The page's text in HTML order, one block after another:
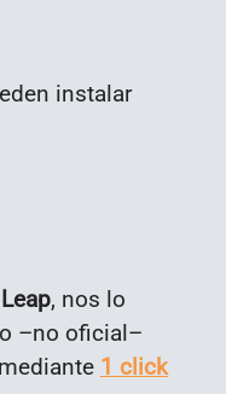
instalar
Leap, nos lo
–no oficial–
1 click